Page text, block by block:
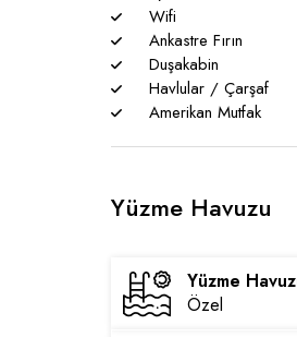
zaman %5 sakınma payı
* Villalarımızda yaz
yaşanabilmektedir.
Wifi
Ankastre Fırın
Duşakabin
Havlular / Çarşaf
Amerikan Mutfak
Yüzme Havuzu
Yüzme
Özel